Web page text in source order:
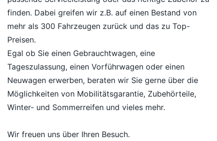
finden. Dabei greifen wir z.B. auf einen Bestand von
mehr als 300 Fahrzeugen zurück und das zu Top-
Preisen.
Egal ob Sie einen Gebrauchtwagen, eine
Tageszulassung, einen Vorführwagen oder einen
Neuwagen erwerben, beraten wir Sie gerne über die
Möglichkeiten von Mobilitätsgarantie, Zubehörteile,
Winter- und Sommerreifen und vieles mehr.
Wir freuen uns über Ihren Besuch.